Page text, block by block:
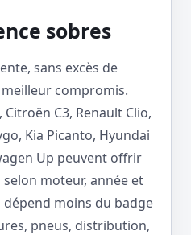
sobres
sans excès de
compromis.
C3, Renault Clio,
Kia Picanto, Hyundai
Up peuvent offrir
moteur, année et
moins du badge
pneus, distribution,